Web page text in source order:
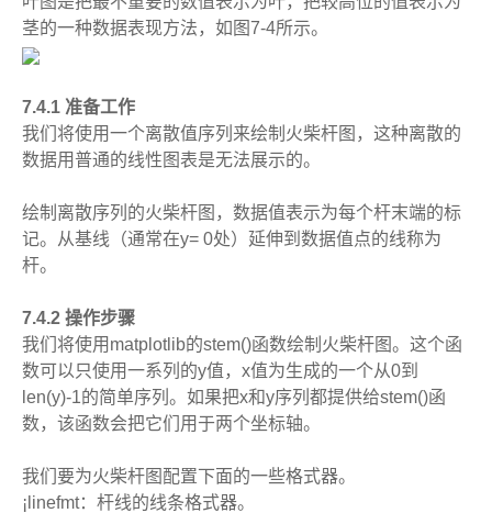
茎的一种数据表现方法，如图7-4所示。
7.4.1 准备工作
我们将使用一个离散值序列来绘制火柴杆图，这种离散的
数据用普通的线性图表是无法展示的。
绘制离散序列的火柴杆图，数据值表示为每个杆末端的标
记。从基线（通常在y= 0处）延伸到数据值点的线称为
杆。
7.4.2 操作步骤
我们将使用matplotlib的stem()函数绘制火柴杆图。这个函
数可以只使用一系列的y值，x值为生成的一个从0到
len(y)-1的简单序列。如果把x和y序列都提供给stem()函
数，该函数会把它们用于两个坐标轴。
我们要为火柴杆图配置下面的一些格式器。
¡linefmt：杆线的线条格式器。